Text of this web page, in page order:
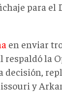
para el
en enviar
respaldó la
decisión,
y